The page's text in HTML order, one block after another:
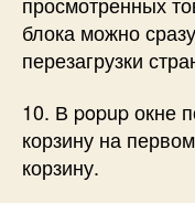
блока можно
перезагрузки
10. В popup окне
корзину на
корзину.